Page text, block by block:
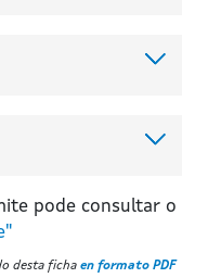
pode consultar o
desta ficha en formato PDF